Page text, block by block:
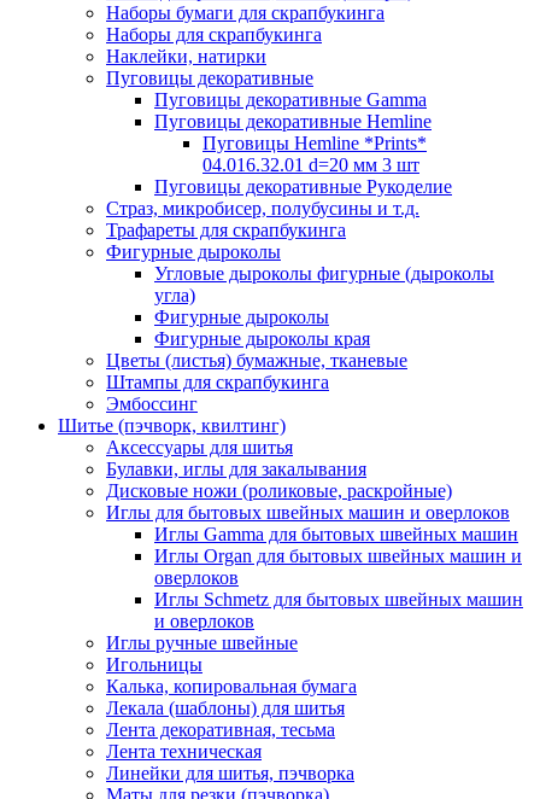
Наборы бумаги для скрапбукинга
Наборы для скрапбукинга
Наклейки, натирки
Пуговицы декоративные
Пуговицы декоративные Gamma
Пуговицы декоративные Hemline
Пуговицы Hemline *Prints*
04.016.32.01 d=20 мм 3 шт
Пуговицы декоративные Рукоделие
Страз, микробисер, полубусины и т.д.
Трафареты для скрапбукинга
Фигурные дыроколы
Угловые дыроколы фигурные (дыроколы
угла)
Фигурные дыроколы
Фигурные дыроколы края
Цветы (листья) бумажные, тканевые
Штампы для скрапбукинга
Эмбоссинг
Шитье (пэчворк, квилтинг)
Аксессуары для шитья
Булавки, иглы для закалывания
Дисковые ножи (роликовые, раскройные)
Иглы для бытовых швейных машин и оверлоков
Иглы Gamma для бытовых швейных машин
Иглы Organ для бытовых швейных машин и
оверлоков
Иглы Schmetz для бытовых швейных машин
и оверлоков
Иглы ручные швейные
Игольницы
Калька, копировальная бумага
Лекала (шаблоны) для шитья
Лента декоративная, тесьма
Лента техническая
Линейки для шитья, пэчворка
Маты для резки (пэчворка)